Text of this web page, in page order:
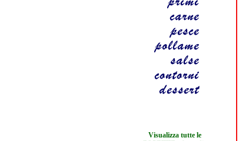
Visualizza tutte le